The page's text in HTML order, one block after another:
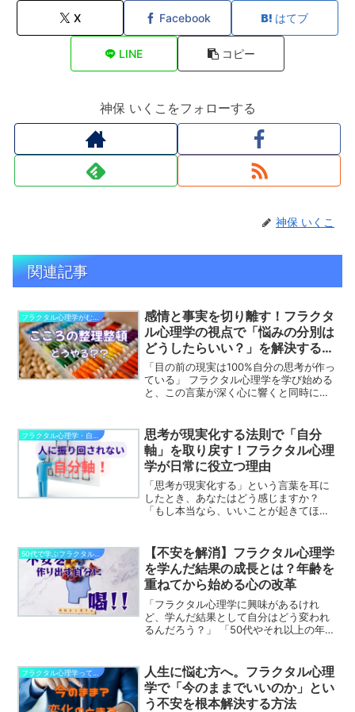
X Facebook はてブ
LINE コピー
神保 いくこをフォローする
神保 いくこ
関連記事
感情と事実を切り離す！フラクタ
ル心理学の視点で「悩みの分別は
どうしたらいい？」を解決するヒ
ント
「目の前の現実は100%自分の思考が作っ
ている」 フラクタル心理学を学び始める
と、この言葉が深く心に響くと同時に、
こと、家族のこと、人間関係のこと……。
次から次へと押し...
思考が現実化する法則で「自分
軸」を取り戻す！フラクタル心理
学が日常に役立つ理由
「思考が現実化する」という言葉を耳に
したとき、あなたはどう感じますか？
「もし本当なら、いいことが起きてほし
と、少し反発したくなるような、複雑な
気持ちになるかもしれません...
50代で学ぶフラクタル心理学からの変化
【不安を解消】フラクタル心理学
を学んだ結果の成長とは？年齢を
重ねてから始める心の改革
「フラクタル心理学に興味があるけれ
ど、学んだ結果として自分はどう変われ
るんだろう？」 「50代やそれ以上の年齢
ていませんか？結論からお伝えすると、
フラクタル心理学を学ん...
人生に悩む方へ。フラクタル心理
学で「今のままでいいのか」とい
う不安を根本解決する方法